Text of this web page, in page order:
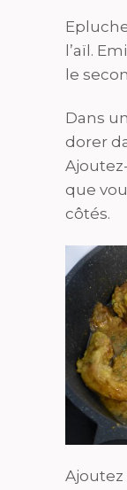
l’aïl.
le
Dans
dorer
que
côtés.